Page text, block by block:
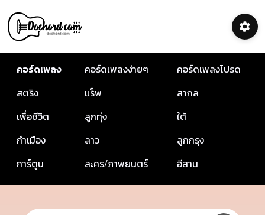
คอร์ดเพลง คอร์ดเพลงง่ายๆ
คอร์ดเพลงโปรด
สตริง
แร็พ
สากล
เพื่อชีวิต
ลูกทุ่ง
ใต้
กำเมือง
ลาว
ลูกกรุง
การ์ตูน
ละคร/ภาพยนตร์ อีสาน